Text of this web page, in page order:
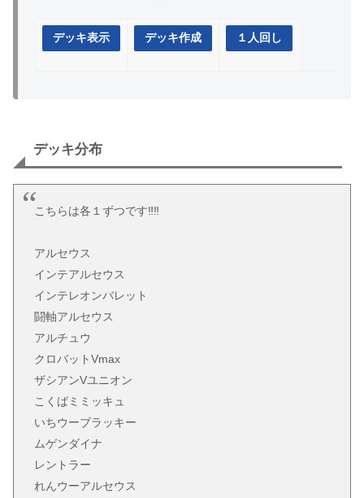
デッキ表示 デッキ作成 １人回し
デッキ分布
こちらは各１ずつです‼️‼️
アルセウス
インテアルセウス
インテレオンバレット
闘軸アルセウス
アルチュウ
クロバットVmax
ザシアンVユニオン
こくばミミッキュ
いちウーブラッキー
ムゲンダイナ
レントラー
れんウーアルセウス